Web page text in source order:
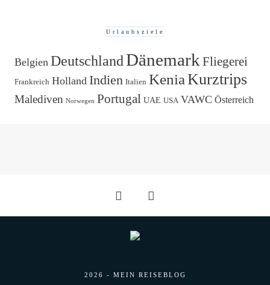
Urlaubsziele
Belgien DeutschlandDänemark Fliegerei
Frankreich Holland Indien Italien KeniaKurztrips
Malediven Norwegen Portugal UAE USA VAWC Österreich
2026 - MEIN REISEBLOG